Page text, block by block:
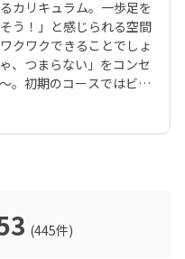
カリキュラム。一歩足を
う！」と感じられる空間
クワクできることでしょ
、つまらない」をコンセ
。初期のコースではビジ
（スクラッチ）で学
（パイソン）へと発
がら、ロボコンへの出場
ルです。ロボットは貸し
のも魅力。通塾するごと
きんど」らしいユニーク
も盛んで、JAXA「はやぶ
(445件)